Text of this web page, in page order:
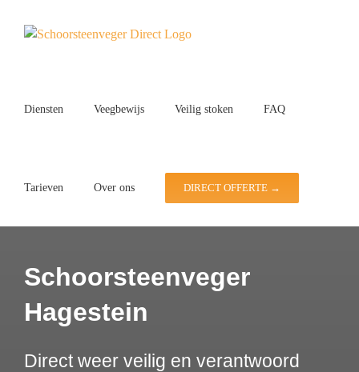
Diensten Veegbewijs Veilig stoken FAQ
Tarieven Over ons DIRECT OFFERTE →
Schoorsteenveger
Hagestein
Direct weer veilig en verantwoord